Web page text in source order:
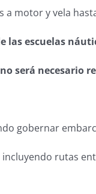
a motor y vela
las escuelas
no será necesario
gobernar
incluyendo rutas